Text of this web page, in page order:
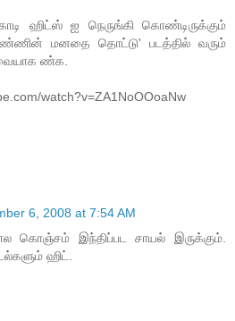
ஹிட்ஸ் ஐ நெருங்கி கொண்டிருக்கும்
மனதை தொட்டு' படத்தில் வரும்
ண்க.
watch?v=ZA1NoOOoaNw
6, 2008 at 7:54 AM
கொஞ்சம் இந்திப்பட சாயல் இருக்கும்.
ஹிட்.